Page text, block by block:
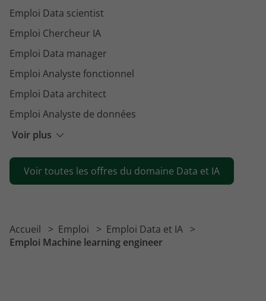
Voir plus
Emploi Data scientist
Emploi Chercheur IA
Emploi Data manager
Emploi Analyste fonctionnel
Emploi Data architect
Emploi Analyste de données
Emploi Chef de projet data
Emploi Ingénieur big data
Emploi Ingénieur en intelligence artificielle
Emploi Consultant big data
Voir toutes les offres du domaine Data et IA
Accueil Emploi
Emploi Data et IA
Emploi Machine learning engineer